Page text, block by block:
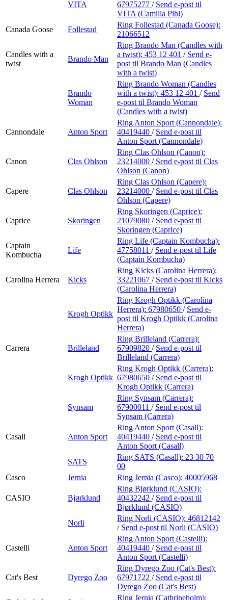
VITA
67975277 / Send e-post til
VITA (Camilla Pihl)
Canada Goose
Follestad
Ring Follestad (Canada Goose):
21066512
Candles with a
twist
Brando Man
Ring Brando Man (Candles with
a twist): 453 12 401 / Send e-
post til Brando Man (Candles
with a twist)
Brando
Woman
Ring Brando Woman (Candles
with a twist): 453 12 401 / Send
e-post til Brando Woman
(Candles with a twist)
Cannondale Anton Sport
Ring Anton Sport (Cannondale):
40419440 / Send e-post til
Anton Sport (Cannondale)
Canon Clas Ohlson
Ring Clas Ohlson (Canon):
23214000 / Send e-post til Clas
Ohlson (Canon)
Capere Clas Ohlson
Ring Clas Ohlson (Capere):
23214000 / Send e-post til Clas
Ohlson (Capere)
Caprice Skoringen
Ring Skoringen (Caprice):
21079080 / Send e-post til
Skoringen (Caprice)
Captain
Kombucha
Life
Ring Life (Captain Kombucha):
47758011 / Send e-post til Life
(Captain Kombucha)
Carolina Herrera Kicks
Ring Kicks (Carolina Herrera):
33221067 / Send e-post til Kicks
(Carolina Herrera)
Krogh Optikk
Ring Krogh Optikk (Carolina
Herrera): 67980650 / Send e-
post til Krogh Optikk (Carolina
Herrera)
Carrera Brilleland
Ring Brilleland (Carrera):
67909820 / Send e-post til
Brilleland (Carrera)
Krogh Optikk
Ring Krogh Optikk (Carrera):
67980650 / Send e-post til
Krogh Optikk (Carrera)
Synsam
Ring Synsam (Carrera):
67900011 / Send e-post til
Synsam (Carrera)
Casall Anton Sport
Ring Anton Sport (Casall):
40419440 / Send e-post til
Anton Sport (Casall)
SATS
Ring SATS (Casall): 23 30 70
00
Casco
Jernia Ring Jernia (Casco): 40005968
CASIO Bjørklund
Ring Bjørklund (CASIO):
40432242 / Send e-post til
Bjørklund (CASIO)
Norli
Ring Norli (CASIO): 46812142
/ Send e-post til Norli (CASIO)
Castelli Anton Sport
Ring Anton Sport (Castelli):
40419440 / Send e-post til
Anton Sport (Castelli)
Cat's Best Dyrego Zoo
Ring Dyrego Zoo (Cat's Best):
67971722 / Send e-post til
Dyrego Zoo (Cat's Best)
Ring Jernia (Cathrineholm):